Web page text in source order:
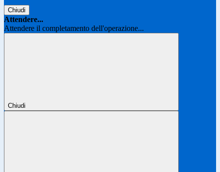
Chiudi
Attendere...
Attendere il completamento dell'operazione...
Chiudi